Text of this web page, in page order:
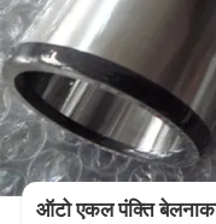
ऑटो एकल पंक्ति